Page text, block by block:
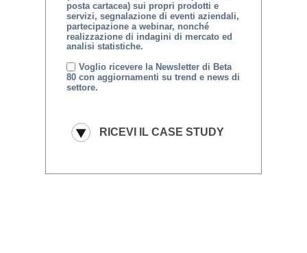
posta cartacea) sui propri prodotti e
servizi, segnalazione di eventi aziendali,
partecipazione a webinar, nonché
realizzazione di indagini di mercato ed
analisi statistiche.
Voglio ricevere la Newsletter di Beta
80 con aggiornamenti su trend e news di
settore.